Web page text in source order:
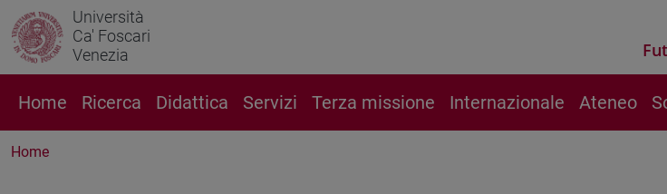
Università
Ca' Foscari
Venezia
Home Ricerca Didattica Servizi Terza missione Internazionale Ateneo
Home